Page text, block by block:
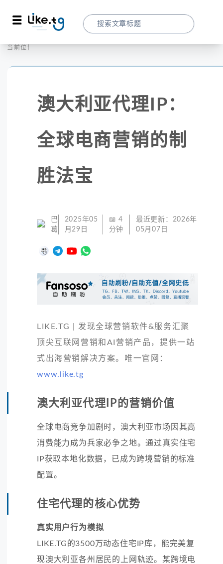
当前位置：
澳大利亚代理IP：
全球电商营销的制
胜法宝
巴
葛
2025年05
月29日
📖 4
分钟
最近更新： 2026年
05月07日
LIKE.TG | 发现全球营销软件&服务汇聚
顶尖互联网营销和AI营销产品，提供一站
式出海营销解决方案。唯一官网：
www.like.tg
澳大利亚代理IP的营销价值
全球电商竞争加剧时，澳大利亚市场因其高
消费能力成为兵家必争之地。通过真实住宅
IP获取本地化数据，已成为跨境营销的标准
配置。
住宅代理的核心优势
真实用户行为模拟
LIKE.TG的3500万动态住宅IP库，能完美复
现澳大利亚各州居民的上网轨迹。某跨境电